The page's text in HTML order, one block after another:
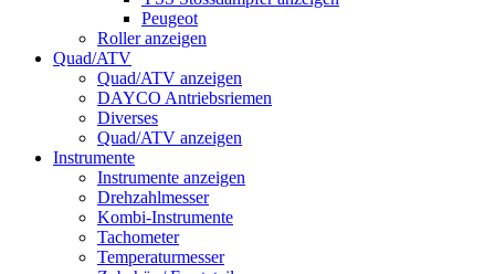
Peugeot
Roller anzeigen
Quad/ATV
Quad/ATV anzeigen
DAYCO Antriebsriemen
Diverses
Quad/ATV anzeigen
Instrumente
Instrumente anzeigen
Drehzahlmesser
Kombi-Instrumente
Tachometer
Temperaturmesser